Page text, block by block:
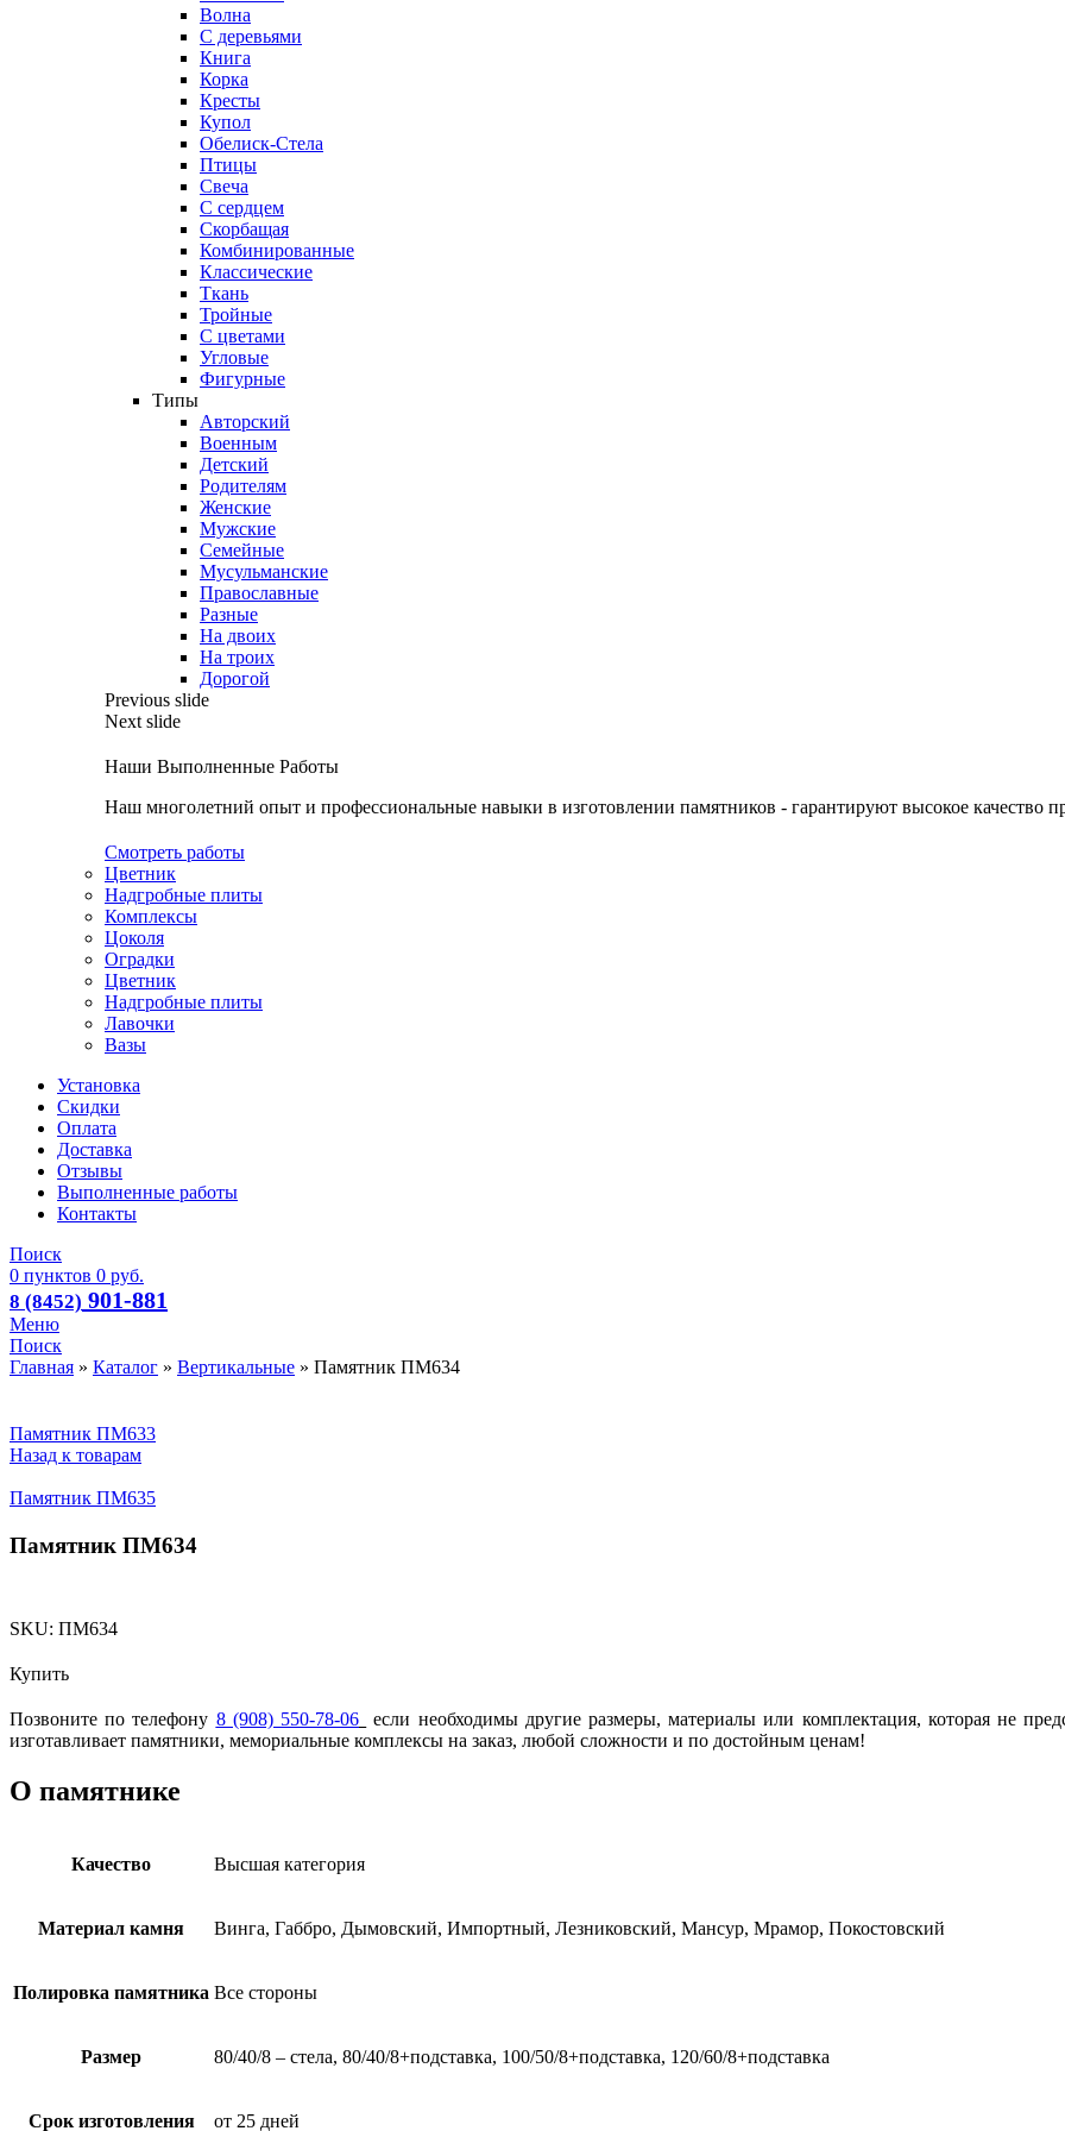
Волна
С деревьями
Книга
Корка
Кресты
Купол
Обелиск-Стела
Птицы
Свеча
С сердцем
Скорбащая
Комбинированные
Классические
Ткань
Тройные
С цветами
Угловые
Фигурные
Типы
Авторский
Военным
Детский
Родителям
Женские
Мужские
Семейные
Мусульманские
Православные
Разные
На двоих
На троих
Дорогой
Previous slide
Next slide
Наши Выполненные Работы
Наш многолетний опыт и профессиональные навыки в изготовлении памятников - гарантируют высокое качество
Смотреть работы
Цветник
Надгробные плиты
Комплексы
Цоколя
Оградки
Цветник
Надгробные плиты
Лавочки
Вазы
Установка
Скидки
Оплата
Доставка
Отзывы
Выполненные работы
Контакты
Поиск
0 пунктов 0 руб.
8 (8452) 901-881
Меню
Поиск
Главная » Каталог » Вертикальные » Памятник ПМ634
Памятник ПМ633
Назад к товарам
Памятник ПМ635
Памятник ПМ634
SKU: ПМ634
Купить
Позвоните по телефону 8 (908) 550-78-06
если необходимы другие размеры, материалы или комплектация, которая не
изготавливает памятники, мемориальные комплексы на заказ, любой сложности и по достойным ценам!
О памятнике
Качество Высшая категория
Материал камня Винга, Габбро, Дымовский, Импортный, Лезниковский, Мансур, Мрамор, Покостовский
Полировка памятника Все стороны
Размер 80/40/8 – стела, 80/40/8+подставка, 100/50/8+подставка, 120/60/8+подставка
Срок изготовления от 25 дней